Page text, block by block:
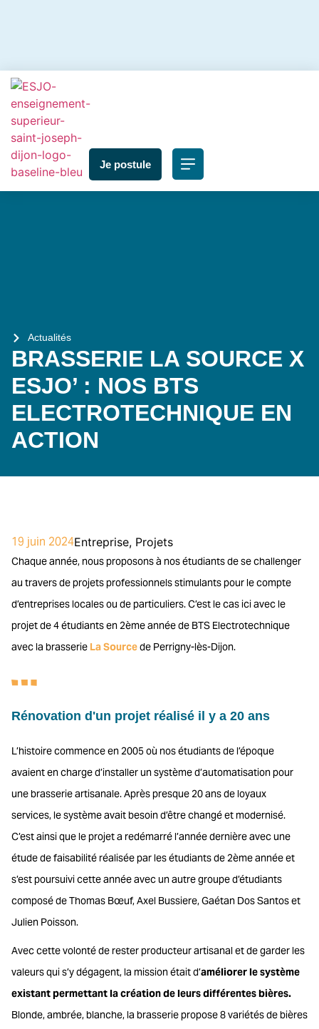
Je postule
Actualités
BRASSERIE LA SOURCE X
ESJO’ : NOS BTS
ELECTROTECHNIQUE EN
ACTION
19 juin 2024Entreprise, Projets
Chaque année, nous proposons à nos étudiants de se challenger
au travers de projets professionnels stimulants pour le compte
d’entreprises locales ou de particuliers. C’est le cas ici avec le
projet de 4 étudiants en 2ème année de BTS Electrotechnique
avec la brasserie La Sourcede Perrigny-lès-Dijon.
Rénovation d'un projet réalisé il y a 20 ans
L’histoire commence en 2005 où nos étudiants de l’époque
avaient en charge d’installer un système d’automatisation pour
une brasserie artisanale. Après presque 20 ans de loyaux
services, le système avait besoin d’être changé et modernisé.
C’est ainsi que le projet a redémarré l’année dernière avec une
étude de faisabilité réalisée par les étudiants de 2ème année et
s’est poursuivi cette année avec un autre groupe d’étudiants
composé de Thomas Bœuf, Axel Bussiere, Gaétan Dos Santos et
Julien Poisson.
Avec cette volonté de rester producteur artisanal et de garder les
valeurs qui s’y dégagent, la mission était d’améliorer le système
existant permettant la création de leurs différentes bières.
Blonde, ambrée, blanche, la brasserie propose 8 variétés de bières